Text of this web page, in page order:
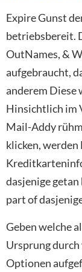
Expire Gunst
betriebsbereit.
OutNames, &
aufgebraucht,
anderem Diese
Hinsichtlich im
Mail-Addy
klicken,
dasjenige
part of
Geben welche
Ursprung
Optionen